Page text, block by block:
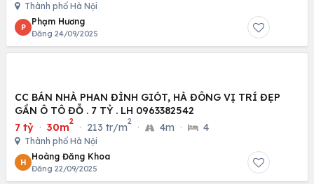
Thành phố Hà Nội
P
Phạm Hương
Đăng 24/09/2025
CC BÁN NHÀ PHAN ĐÌNH GIÓT, HÀ ĐÔNG VỊ TRÍ ĐẸP
GẦN Ô TÔ ĐỖ . 7 TỶ . LH 0963382542
7 tỷ · 30m
2
· 213 tr/m
2
· 4m · 4
Thành phố Hà Nội
H
Hoàng Đăng Khoa
Đăng 22/09/2025